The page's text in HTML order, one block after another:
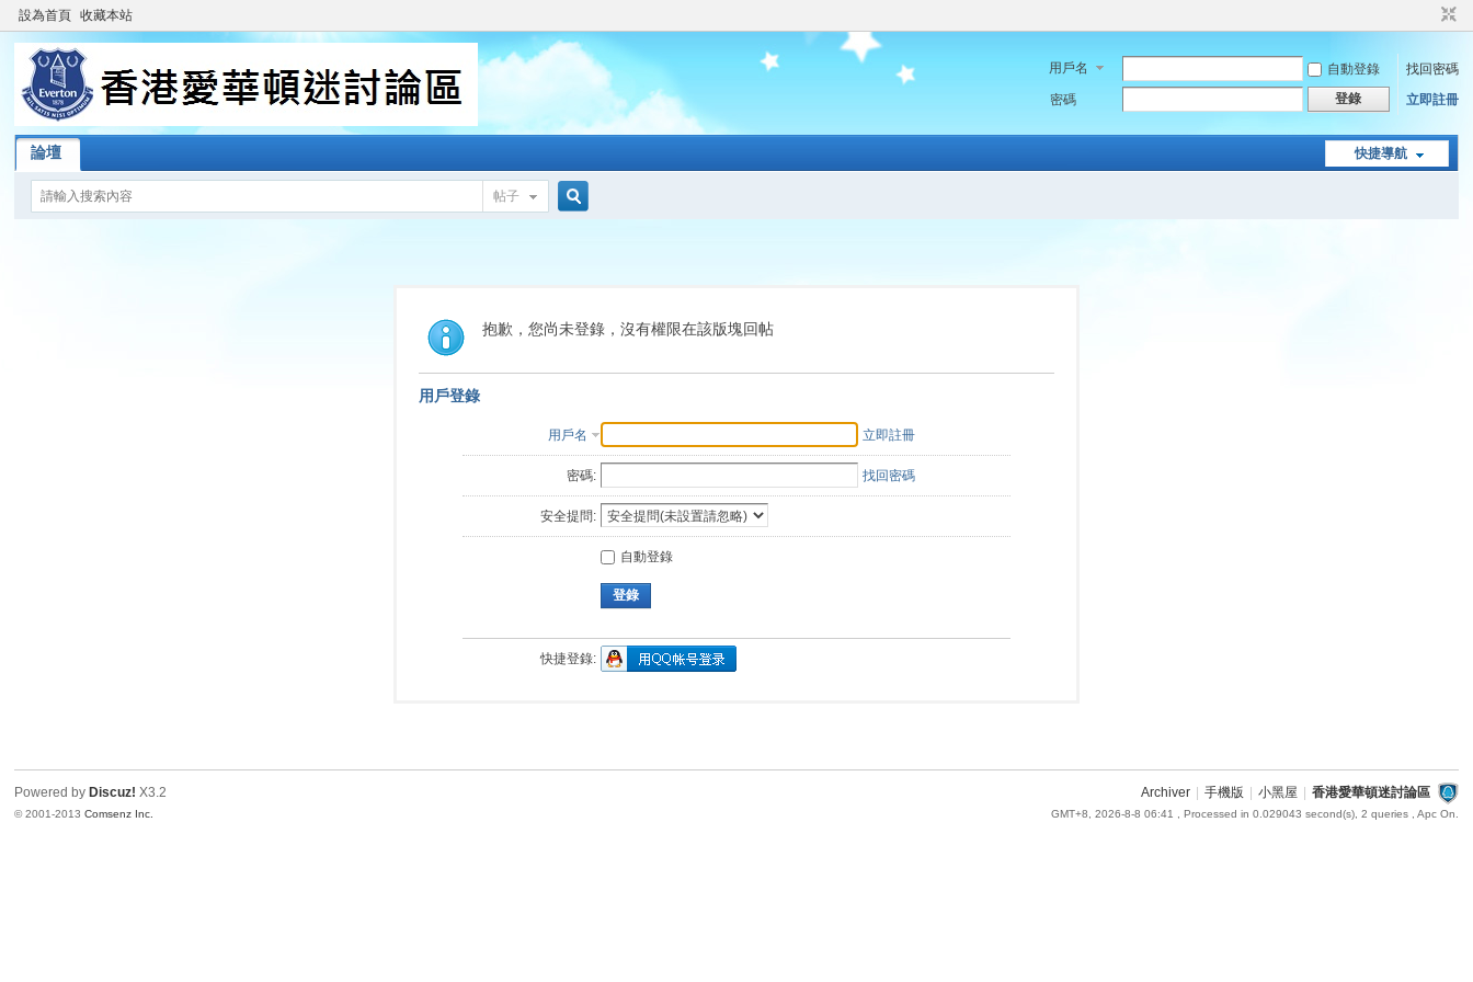
設為首頁 收藏本站
用戶名 自動登錄
找回密碼
密碼
登錄 立即註冊
快捷導航
論壇
帖子
索
抱歉，您尚未登錄，沒有權限在該版塊回帖
用戶登錄
用戶名 立即註冊
密碼: 找回密碼
安全提問:
自動登錄
登錄
快捷登錄:
Archiver 手機版 小黑屋 香港愛華頓迷討論區
GMT+8, 2026-8-8 06:41 , Processed in 0.029043 second(s), 2 queries , Apc On.
Powered by Discuz! X3.2
© 2001-2013Comsenz Inc.